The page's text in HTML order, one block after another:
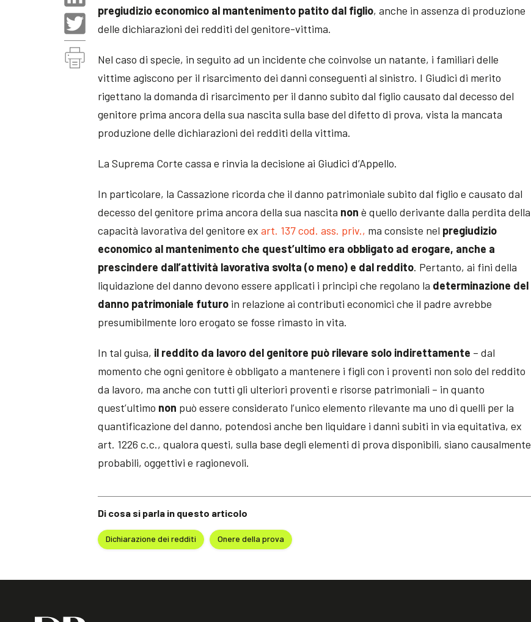
Di cosa si parla in questo articolo
Dichiarazione dei redditi Onere della prova
pregiudizio economico al mantenimento patito dal figlio, anche in assenza di produzione
delle dichiarazioni dei redditi del genitore-vittima.
Nel caso di specie, in seguito ad un incidente che coinvolse un natante, i familiari delle
vittime agiscono per il risarcimento dei danni conseguenti al sinistro. I Giudici di merito
rigettano la domanda di risarcimento per il danno subito dal figlio causato dal decesso del
genitore prima ancora della sua nascita sulla base del difetto di prova, vista la mancata
produzione delle dichiarazioni dei redditi della vittima.
La Suprema Corte cassa e rinvia la decisione ai Giudici d’Appello.
In particolare, la Cassazione ricorda che il danno patrimoniale subito dal figlio e causato dal
decesso del genitore prima ancora della sua nascita non è quello derivante dalla perdita della
capacità lavorativa del genitore exart. 137 cod. ass. priv., ma consiste nel pregiudizio
economico al mantenimento che quest’ultimo era obbligato ad erogare, anche a
prescindere dall’attività lavorativa svolta (o meno) e dal reddito. Pertanto, ai fini della
liquidazione del danno devono essere applicati i principi che regolano la determinazione del
danno patrimoniale futuro in relazione ai contributi economici che il padre avrebbe
presumibilmente loro erogato se fosse rimasto in vita.
In tal guisa, il reddito da lavoro del genitore può rilevare solo indirettamente – dal
momento che ogni genitore è obbligato a mantenere i figli con i proventi non solo del reddito
da lavoro, ma anche con tutti gli ulteriori proventi e risorse patrimoniali – in quanto
quest’ultimo non può essere considerato l’unico elemento rilevante ma uno di quelli per la
quantificazione del danno, potendosi anche ben liquidare i danni subiti in via equitativa, ex
art. 1226 c.c., qualora questi, sulla base degli elementi di prova disponibili, siano causalmente
probabili, oggettivi e ragionevoli.